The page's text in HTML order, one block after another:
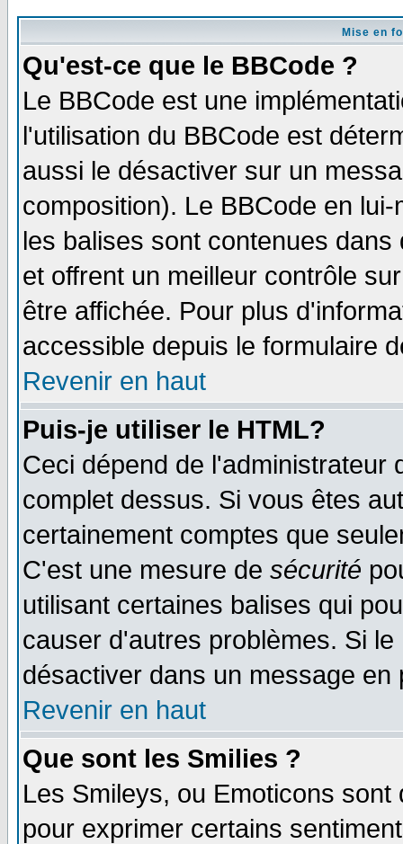
Mise en
Qu'est-ce que le BBCode ?
Le BBCode est une
l'utilisation du BBCode est
aussi le désactiver sur un
composition). Le BBCode en
les balises sont contenues
et offrent un meilleur contrôle
être affichée. Pour plus
accessible depuis le formulaire
Revenir en haut
Puis-je utiliser le HTML?
Ceci dépend de l'administrateur
complet dessus. Si vous êtes
certainement comptes que
C'est une mesure de sécurité
utilisant certaines balises qui
causer d'autres problèmes. Si
désactiver dans un message
Revenir en haut
Que sont les Smilies ?
Les Smileys, ou Emoticons
pour exprimer certains